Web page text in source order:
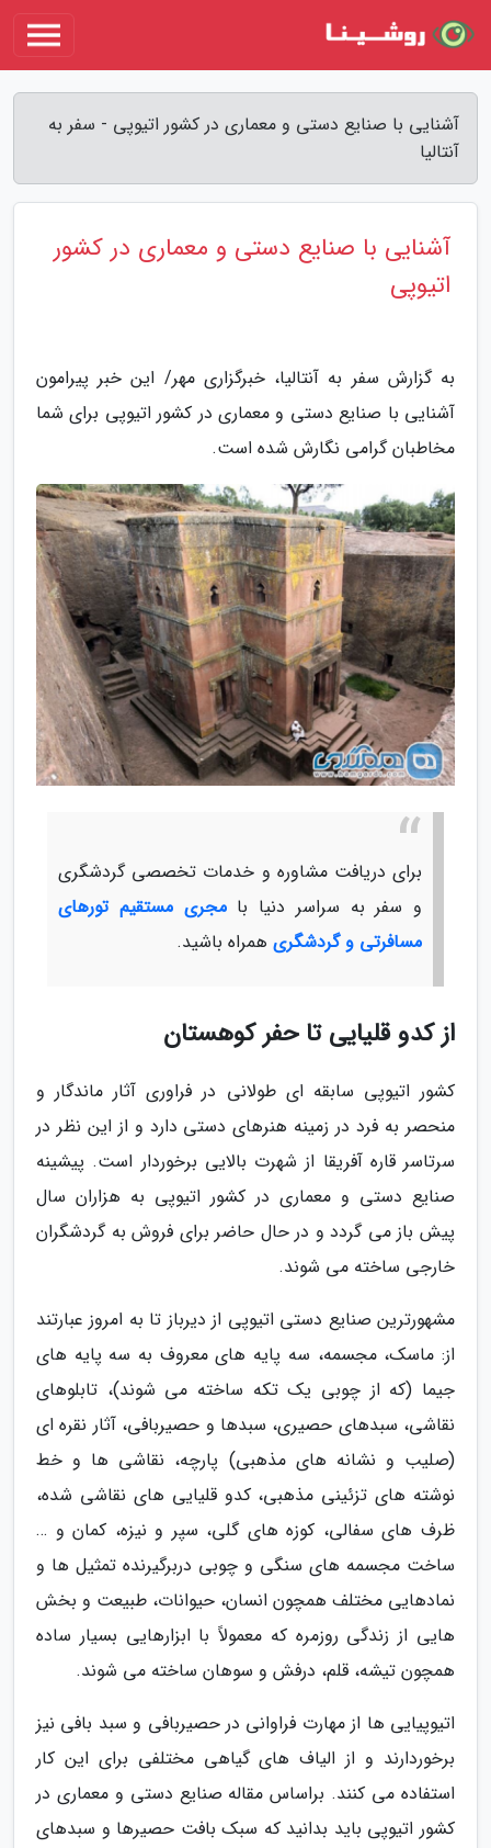
آشنایی با صنایع دستی و معماری در کشور اتیوپی - سفر به
آنتالیا
آشنایی با صنایع دستی و معماری در کشور
اتیوپی
به گزارش سفر به آنتالیا، خبرگزاری مهر/ این خبر پیرامون
آشنایی با صنایع دستی و معماری در کشور اتیوپی برای شما
مخاطبان گرامی نگارش شده است.
برای دریافت مشاوره و خدمات تخصصی گردشگری
و سفر به سراسر دنیا بامجری مستقیم تورهای
مسافرتی و گردشگری همراه باشید.
از کدو قلیایی تا حفر کوهستان
کشور اتیوپی سابقه ای طولانی در فراوری آثار ماندگار و
منحصر به فرد در زمینه هنرهای دستی دارد و از این نظر در
سرتاسر قاره آفریقا از شهرت بالایی برخوردار است. پیشینه
صنایع دستی و معماری در کشور اتیوپی به هزاران سال
پیش باز می گردد و در حال حاضر برای فروش به گردشگران
خارجی ساخته می شوند.
مشهورترین صنایع دستی اتیوپی از دیرباز تا به امروز عبارتند
از: ماسک، مجسمه، سه پایه های معروف به سه پایه های
جیما (که از چوبی یک تکه ساخته می شوند)، تابلوهای
نقاشی، سبدهای حصیری، سبدها و حصیربافی، آثار نقره ای
(صلیب و نشانه های مذهبی) پارچه، نقاشی ها و خط
نوشته های تزئینی مذهبی، کدو قلیایی های نقاشی شده،
ظرف های سفالی، کوزه های گلی، سپر و نیزه، کمان و …
ساخت مجسمه های سنگی و چوبی دربرگیرنده تمثیل ها و
نمادهایی مختلف همچون انسان، حیوانات، طبیعت و بخش
هایی از زندگی روزمره که معمولاً با ابزارهایی بسیار ساده
همچون تیشه، قلم، درفش و سوهان ساخته می شوند.
اتیوپیایی ها از مهارت فراوانی در حصیربافی و سبد بافی نیز
برخوردارند و از الیاف های گیاهی مختلفی برای این کار
استفاده می کنند. براساس مقاله صنایع دستی و معماری در
کشور اتیوپی باید بدانید که سبک بافت حصیرها و سبدهای